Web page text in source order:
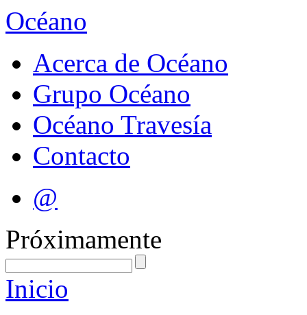
Océano
Acerca de Océano
Grupo Océano
Océano Travesía
Contacto
@
Próximamente
Inicio